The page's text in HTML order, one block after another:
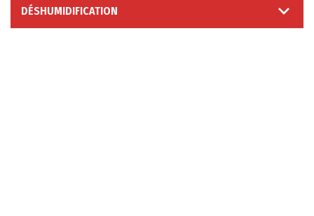
DÉSHUMIDIFICATION